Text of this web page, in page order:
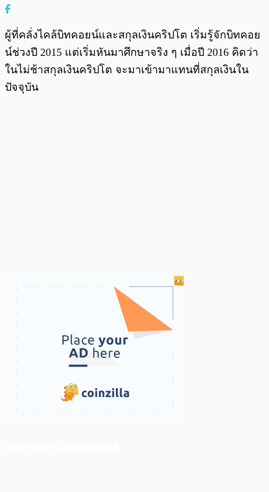
ผู้ที่คลั่งไคล้บิทคอยน์และสกุลเงินคริปโต เริ่มรู้จักบิทคอย
น์ช่วงปี 2015 แต่เริ่มหันมาศึกษาจริง ๆ เมื่อปี 2016 คิดว่า
ในไม่ช้าสกุลเงินคริปโต จะมาเข้ามาแทนที่สกุลเงินใน
ปัจจุบัน